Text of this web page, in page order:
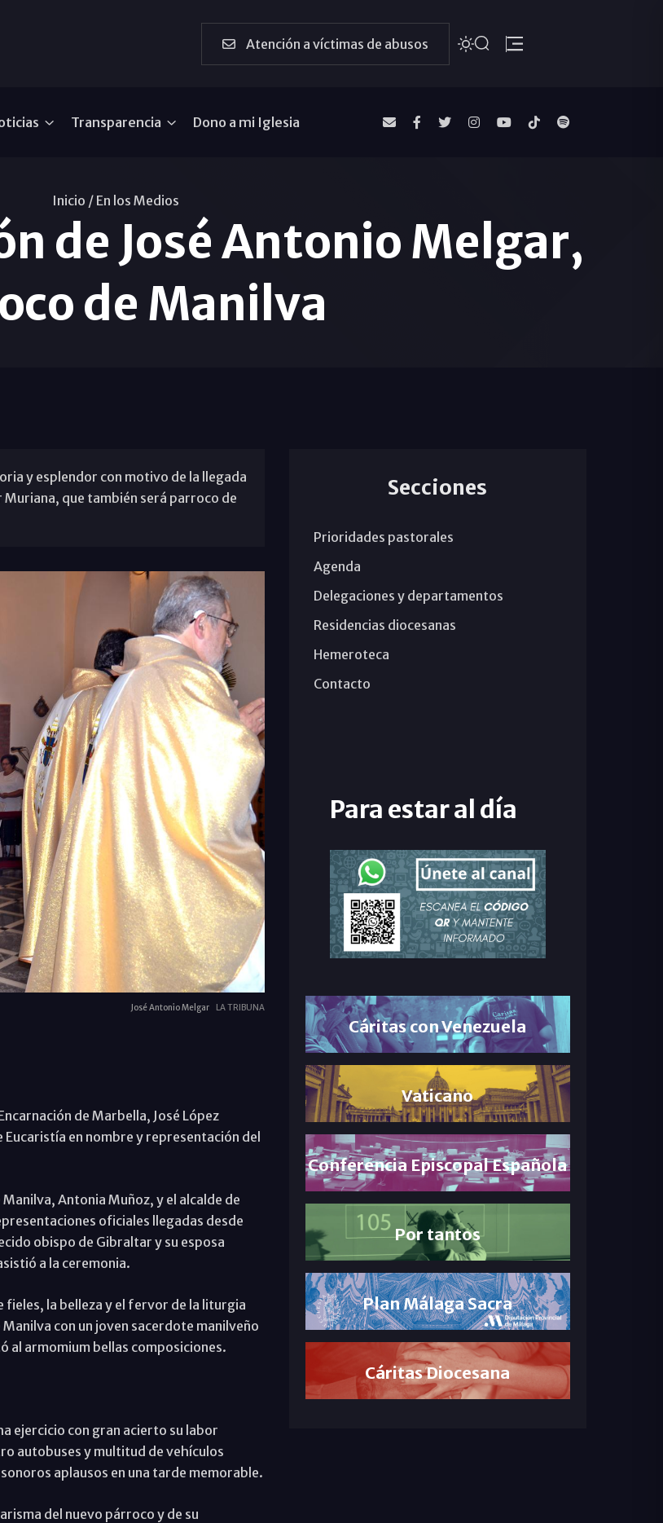
Atención a víctimas de abusos
Transparencia Dono a mi Iglesia
Inicio / En los Medios
de José Antonio Melgar,
de Manilva
y esplendor con motivo de la llegada
que también será parroco de
José Antonio Melgar LA TRIBUNA
de Marbella, José López
en nombre y representación del
Antonia Muñoz, y el alcalde de
oficiales llegadas desde
obispo de Gibraltar y su esposa
a la ceremonia.
fieles, la belleza y el fervor de la liturgia
con un joven sacerdote manilveño
al armomium bellas composiciones.
ejercicio con gran acierto su labor
autobuses y multitud de vehículos
aplausos en una tarde memorable.
del nuevo párroco y de su
Secciones
Prioridades pastorales
Agenda
Delegaciones y departamentos
Residencias diocesanas
Hemeroteca
Contacto
Para estar al día
Cáritas con Venezuela
Vaticano
Conferencia Episcopal Española
Por tantos
Plan Málaga Sacra
Cáritas Diocesana